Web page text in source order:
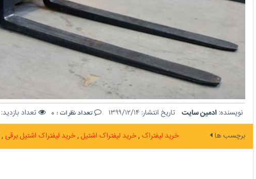
نویسنده: ادمین سایت تاریخ انتشار: ۱۳۹۹/۱۲/۱۴ تعداد نظرات : 0 تعداد بازدید:
برچسب ها خرید لیفتراک خرید لیفتراک اشتیل خرید لیفتراک اشتیل برقی